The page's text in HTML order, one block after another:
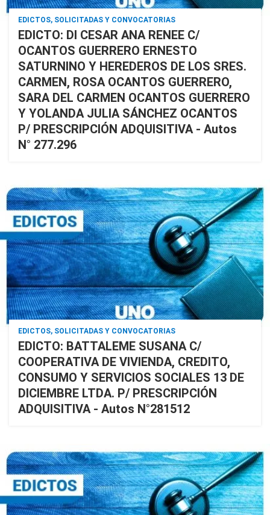
EDICTOS, SOLICITADAS Y CONVOCATORIAS
EDICTO: DI CESAR ANA RENEE C/
OCANTOS GUERRERO ERNESTO
SATURNINO Y HEREDEROS DE LOS SRES.
CARMEN, ROSA OCANTOS GUERRERO,
SARA DEL CARMEN OCANTOS GUERRERO
Y YOLANDA JULIA SÁNCHEZ OCANTOS
P/ PRESCRIPCIÓN ADQUISITIVA - Autos
N° 277.296
EDICTOS, SOLICITADAS Y CONVOCATORIAS
EDICTO: BATTALEME SUSANA C/
COOPERATIVA DE VIVIENDA, CREDITO,
CONSUMO Y SERVICIOS SOCIALES 13 DE
DICIEMBRE LTDA. P/ PRESCRIPCIÓN
ADQUISITIVA - Autos N°281512